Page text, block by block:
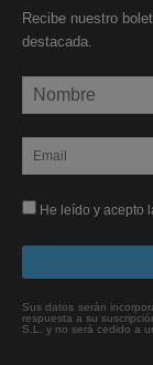
Recibe nuestro
destacada.
He leído y acepto
Sus datos serán
respuesta a su
S.L. y no será cedido a